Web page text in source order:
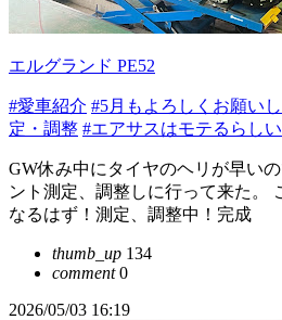
エルグランド PE52
#愛車紹介 #5月もよろしくお願い
定・調整 #エアサスはモテるらしい
GW休み中にタイヤのヘリが早い
ント測定、調整しに行って来た。
なるはず！測定、調整中！完成
thumb_up 134
comment0
2026/05/03 16:19